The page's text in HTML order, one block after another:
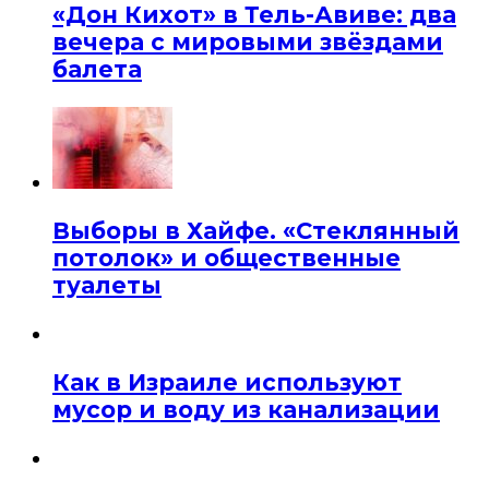
«Дон Кихот» в Тель-Авиве: два
вечера с мировыми звёздами
балета
Выборы в Хайфе. «Стеклянный
потолок» и общественные
туалеты
Как в Израиле используют
мусор и воду из канализации